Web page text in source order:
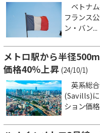
ベトナ
フランス
ン・バン...
メトロ駅から半径
価格40％上昇 (24/10/1)
英系総
(Savills)に
ション価